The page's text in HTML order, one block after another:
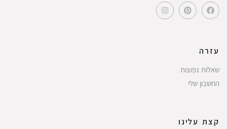
עזרה
שאלות נפוצות
החשבון שלי
קצת עלינו